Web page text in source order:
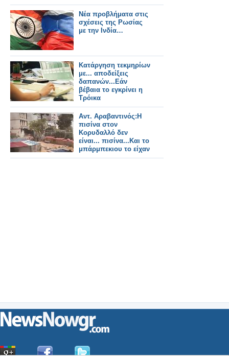
Νέα προβλήματα στις
σχέσεις της Ρωσίας
με την Ινδία…
Κατάργηση τεκμηρίων
με... αποδείξεις
δαπανών...Εάν
βέβαια το εγκρίνει η
Τρόικα
Αντ. Αραβαντινός:Η
πισίνα στον
Κορυδαλλό δεν
είναι... πισίνα...Και το
μπάρμπεκιου το είχαν
για την...